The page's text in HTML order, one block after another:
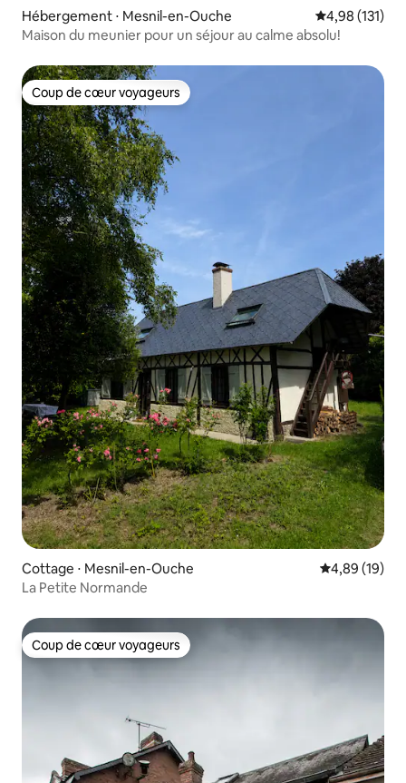
Hébergement ⋅ Mesnil-en-Ouche Évaluation
4,98 (131)
Maison du meunier pour un séjour au calme absolu!
Coup de cœur voyageurs
Coup de cœur voyageurs
Cottage ⋅ Mesnil-en-Ouche Évaluation
4,89 (19)
La Petite Normande
Coup de cœur voyageurs
Coup de cœur voyageurs